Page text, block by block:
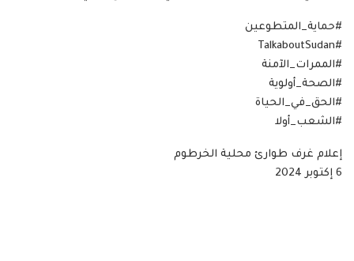
#حماية_المتطوعين
#TalkaboutSudan
#الممرات_الآمنة
#الصحة_أولوية
#الحق_في_الحياة
#الشعب_أولا
إعلام غرف طوارئ محلية الخرطوم
6 إكتوبر 2024